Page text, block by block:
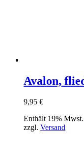
Avalon,
9,95 €
Enthält 19% Mwst.
zzgl. Versand